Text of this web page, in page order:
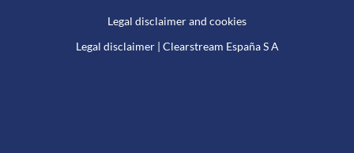
Legal disclaimer and cookies
Legal disclaimer | Clearstream España S A